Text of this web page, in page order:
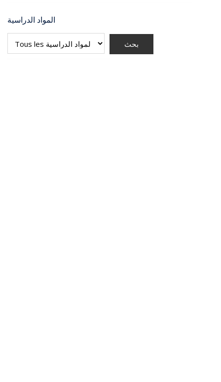
المواد الدراسية